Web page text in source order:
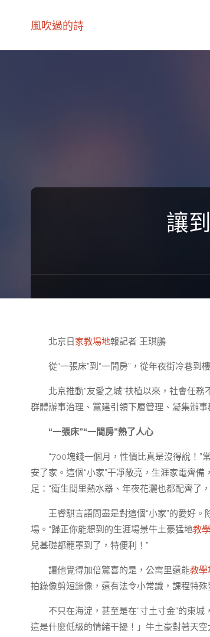
風吹過的詩
讓
北京日 家教場地報記者 王琪鵬
從“一張床”到“一間房”，從年夜街冷巷到
北京推動“友愛之城”扶植以來，社會任
群體辦事治理、黨建引領下層管理、凝集辦
“一張床”“一間房”熱了人心
“700塊錢一個月，性價比真是沒得說！”
安了家。這個“小家”干凈敞亮，生涯家電齊
足：“衛生間里熱水器、年夜花灑也都配齊了
王睿騏言語間盡是對這個“小家”的愛好
場。“歸正你能想到的生涯場景牛土豪猛地教學
兒基礎都籠罩到了，特便利！”
讓他覺得加倍驚喜的是，公寓里還能教學
拍錄像剪短錄像，還有法令小常識，課程特
不只在海淀，甚至是在“寸土寸金”的東城
這是什麼低級的情緒干擾！」牛土豪對著天